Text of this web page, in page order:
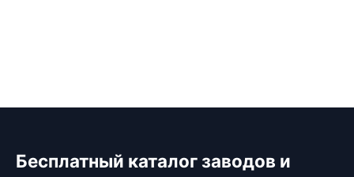
Бесплатный каталог заводов и